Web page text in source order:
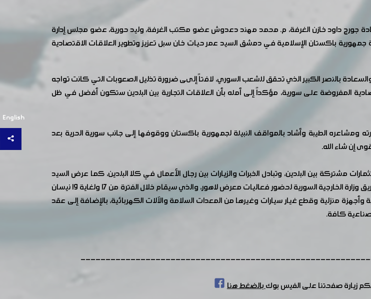
English
جورج داود خازن الغرفة، م. محمد مهند دعدوش عضو مكتب الغرفة، وليد حورية، عضو مجلس إدارة
باكستان الإسلامية في دمشق السيد عمر حيات خان سبل تعزيز وتطوير العلاقات الاقتصادية
بالنصر الكبير الذي تحقق للشعب السوري، لافتاً إلىى ضرورة تذليل الصعوبات التي كانت تواجه
المفروضة على سورية، مؤكداً إلى أمله بأن العلاقات التجارية بين البلدين ستكون أفضل في ظل
الطيبة وأشاد بالمواقف النبيلة لجمهورية باكستان ووقوفها إلى جانب سورية الحرية بعد
إن شاء الله.
مشتركة بين البلدين، وتبادل الخبرات والزيارات بين رجال الأعمال في كلا البلدين، كما عرض السيد
القائم بالأعمال امكانية توجيه دعوة لوفد من غرفة صناعة دمشق وريفها عن طريق وزارة الخارجية السورية لحضور فعاليات معرض لاهور، والذي سيقام خلال الفترة من 17 ولغاية 19 نيسان
منزلية وقطع غيار سيارات وغيرها من المعدات السلامة والآلات الكهربائية، بالإضافة إلى عقد
كافة.
زيارة صفحتنا على الفيس بوكبالضغط هنا